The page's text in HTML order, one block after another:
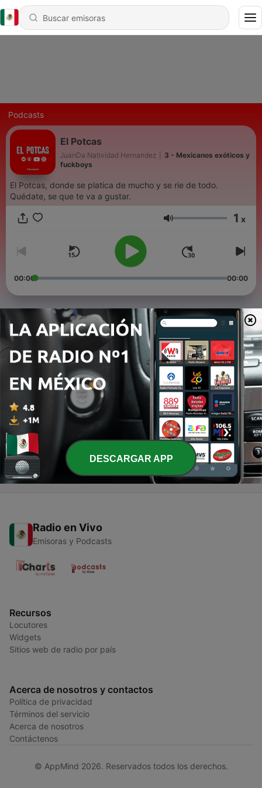
Podcasts
El Potcas
JuanDa Natividad Hernandez
3 - Mexicanos exóticos y
fuckboys
El Potcas, donde se platica de mucho y se rie de todo.
Quédate, se que te va a gustar.
Volumen 1 x
00:00 00:00
Episodios
3 - Mexicanos exóticos y fuckboys
08 ago. 2020
2 - Alguien que me quiere mucho me trajo este
episodio de Cancun / Hector Parra Fitness
30 jul. 2020
1 - El ultimo grito de la cuarentena
10 jul. 2020
Radio en Vivo
Emisoras y Podcasts
Recursos
Locutores
Widgets
Sitios web de radio por país
Acerca de nosotros y contactos
Política de privacidad
Términos del servicio
Acerca de nosotros
Contáctenos
© AppMind 2026. Reservados todos los derechos.
DESCARGAR APP